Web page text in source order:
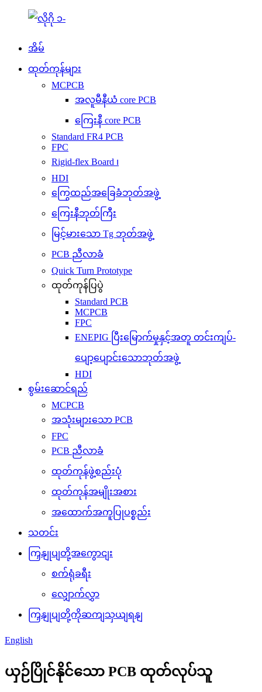
အိမ်
ထုတ်ကုန်များ
MCPCB
အလူမီနီယံ core PCB
ကြေးနီ core PCB
Standard FR4 PCB
FPC
Rigid-flex Board ၊
HDI
ကြွေထည်အခြေခံဘုတ်အဖွဲ့
ကြေးနီဘုတ်ကြီး
မြင့်မားသော Tg ဘုတ်အဖွဲ့
PCB ညီလာခံ
Quick Turn Prototype
ထုတ်ကုန်ပြပွဲ
Standard PCB
MCPCB
FPC
ENEPIG ပြီးမြောက်မှုနှင့်အတူ တင်းကျပ်-
ပျော့ပျောင်းသောဘုတ်အဖွဲ့
HDI
စွမ်းဆောင်ရည်
MCPCB
အသုံးများသော PCB
FPC
PCB ညီလာခံ
ထုတ်ကုန်ဖွဲ့စည်းပုံ
ထုတ်ကုန်အမျိုးအစား
အထောက်အကူပြုပစ္စည်း
သတင်း
ကြှနျုပျတို့အကွောငျး
စက်ရုံခရီး
လျှောက်လွှာ
ကြှနျုပျတို့ကိုဆကျသှယျရနျ
English
ယှဉ်ပြိုင်နိုင်သော PCB ထုတ်လုပ်သူ